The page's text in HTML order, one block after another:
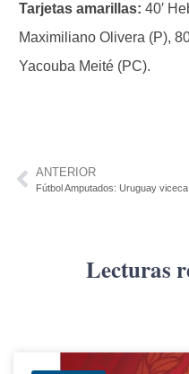
Tarjetas amarillas: 40′
Maximiliano Olivera (P),
Yacouba Meité (PC).
ANTERIOR
Lecturas